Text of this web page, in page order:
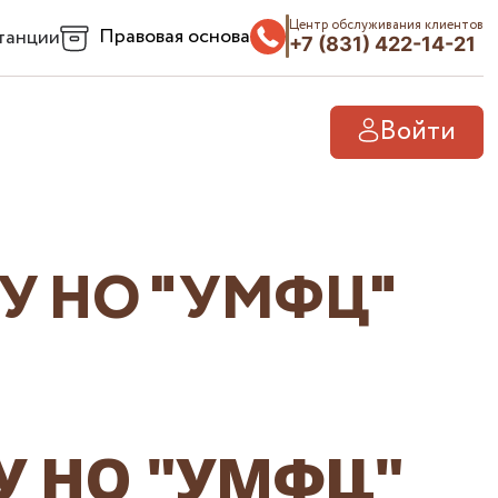
Правовая основа Центр обслуживания клиентов
+7 (831) 422-14-21
Войти
НО "УМФЦ"
НО "УМФЦ"